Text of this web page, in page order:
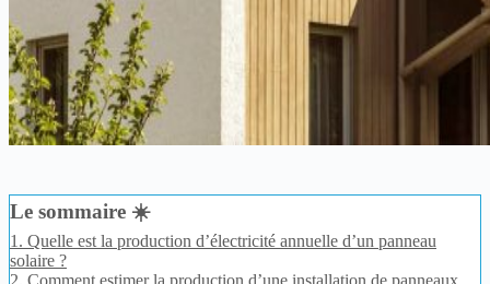
Le sommaire ☀️
1. Quelle est la production d’électricité annuelle d’un panneau
solaire ?
2. Comment estimer la production d’une installation de panneaux